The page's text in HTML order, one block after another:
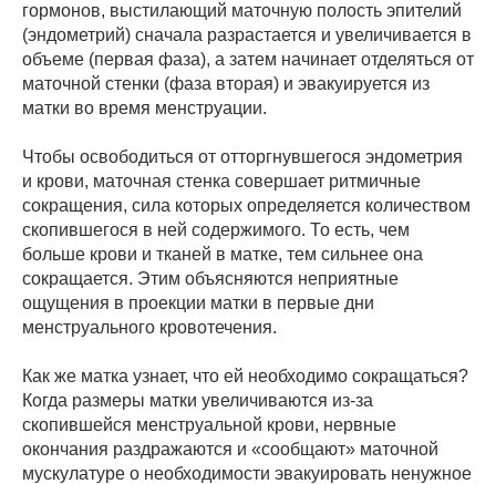
гормонов, выстилающий маточную полость эпителий
(эндометрий) сначала разрастается и увеличивается в
объеме (первая фаза), а затем начинает отделяться от
маточной стенки (фаза вторая) и эвакуируется из
матки во время менструации.
Чтобы освободиться от отторгнувшегося эндометрия
и крови, маточная стенка совершает ритмичные
сокращения, сила которых определяется количеством
скопившегося в ней содержимого. То есть, чем
больше крови и тканей в матке, тем сильнее она
сокращается. Этим объясняются неприятные
ощущения в проекции матки в первые дни
менструального кровотечения.
Как же матка узнает, что ей необходимо сокращаться?
Когда размеры матки увеличиваются из-за
скопившейся менструальной крови, нервные
окончания раздражаются и «сообщают» маточной
мускулатуре о необходимости эвакуировать ненужное